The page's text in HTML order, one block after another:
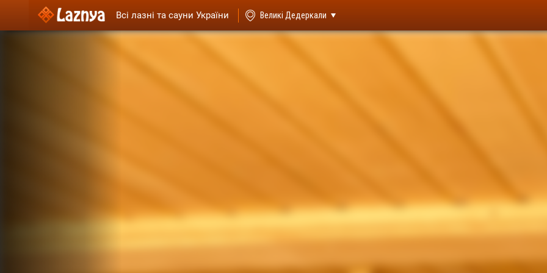
Всі лазні та сауни України Великі Дедеркали